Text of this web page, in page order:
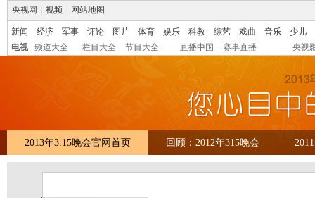
央视网 视频 网站地图
新闻 经济 军事 评论 图片 体育 娱乐 科教 综艺 戏曲 音乐
少儿
电视
频道大全 栏目大全 节目大全 直播中国 赛事直播 央视
2013年3.15晚会官网首页 回顾：2012年315晚会